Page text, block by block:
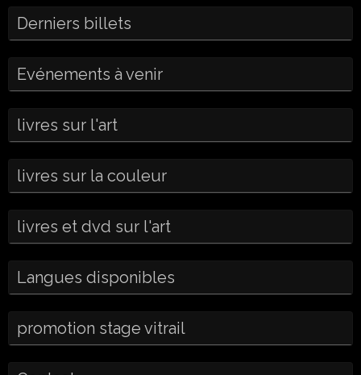
Derniers billets
Evénements à venir
livres sur l'art
livres sur la couleur
livres et dvd sur l'art
Langues disponibles
promotion stage vitrail